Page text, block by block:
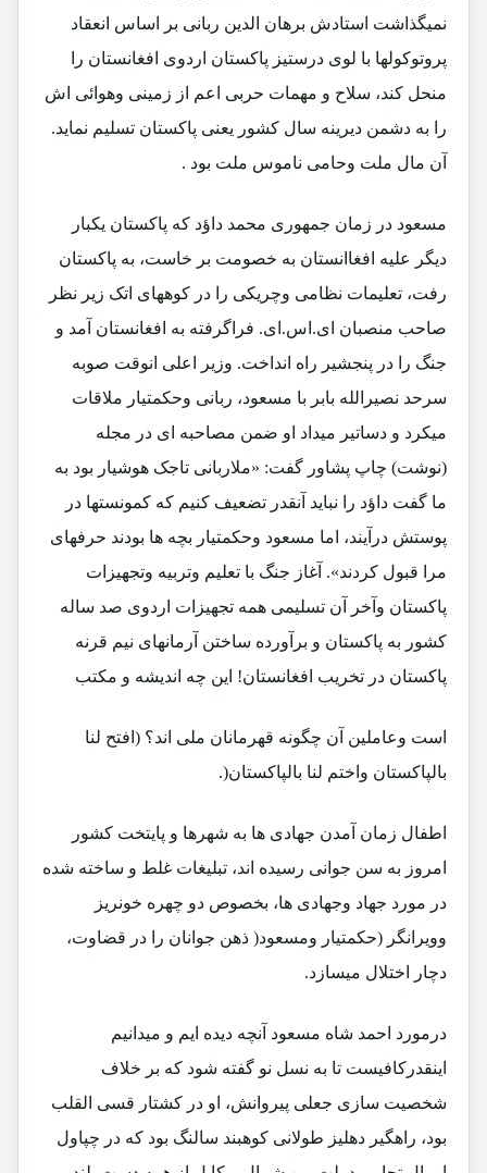
نمیگذاشت استادش برهان الدین ربانی بر اساس انعقاد
پروتوکولها با لوی درستیز پاکستان اردوی افغانستان را
منحل کند، سلاح و مهمات حربی اعم از زمینی وهوائی اش
را به دشمن دیرینه سال کشور یعنی پاکستان تسلیم نماید.
آن مال ملت وحامی ناموس ملت بود .
مسعود در زمان جمهوری محمد داؤد که پاکستان یکبار
دیگر علیه افغاانستان به خصومت بر خاست، به پاکستان
رفت، تعلیمات نظامی وچریکی را در کوههای اتک زیر نظر
صاحب منصبان ای.اس.ای. فراگرفته به افغانستان آمد و
جنگ را در پنجشیر راه انداخت. وزیر اعلی انوقت صوبه
سرحد نصیرالله بابر با مسعود، ربانی وحکمتیار ملاقات
میکرد و دساتیر میداد او ضمن مصاحبه ای در مجله
(نوشت) چاپ پشاور گفت: «ملاربانی تاجک هوشیار بود به
ما گفت داؤد را نباید آنقدر تضعیف کنیم که کمونستها در
پوستش درآیند، اما مسعود وحکمتیار بچه ها بودند حرفهای
مرا قبول کردند». آغاز جنگ با تعلیم وتربیه وتجهیزات
پاکستان وآخر آن تسلیمی همه تجهیزات اردوی صد ساله
کشور به پاکستان و برآورده ساختن آرمانهای نیم قرنه
پاکستان در تخریب افغانستان! این چه اندیشه و مکتب
است وعاملین آن چگونه قهرمانان ملی اند؟ (افتح لنا
بالپاکستان واختم لنا بالپاکستان(.
اطفال زمان آمدن جهادی ها به شهرها و پایتخت کشور
امروز به سن جوانی رسیده اند، تبلیغات غلط و ساخته شده
در مورد جهاد وجهادی ها، بخصوص دو چهره خونریز
وویرانگر (حکمتیار ومسعود( ذهن جوانان را در قضاوت،
دچار اختلال میسازد.
درمورد احمد شاه مسعود آنچه دیده ایم و میدانیم
اینقدرکافیست تا به نسل نو گفته شود که بر خلاف
شخصیت سازی جعلی پیروانش، او در کشتار قسی القلب
بود، راهگیر دهلیز طولانی کوهبند سالنگ بود که در چپاول